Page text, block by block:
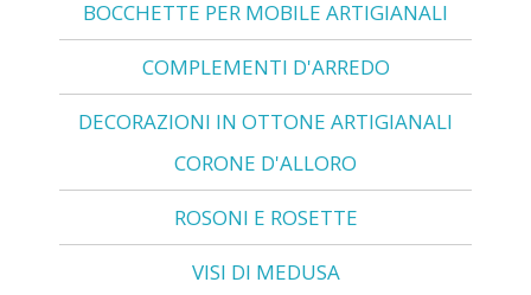
BOCCHETTE PER MOBILE ARTIGIANALI
COMPLEMENTI D'ARREDO
DECORAZIONI IN OTTONE ARTIGIANALI
CORONE D'ALLORO
ROSONI E ROSETTE
VISI DI MEDUSA